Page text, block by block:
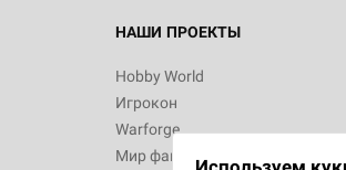
НАШИ ПРОЕКТЫ
Hobby World
Игрокон
Warforge
Мир фантастики